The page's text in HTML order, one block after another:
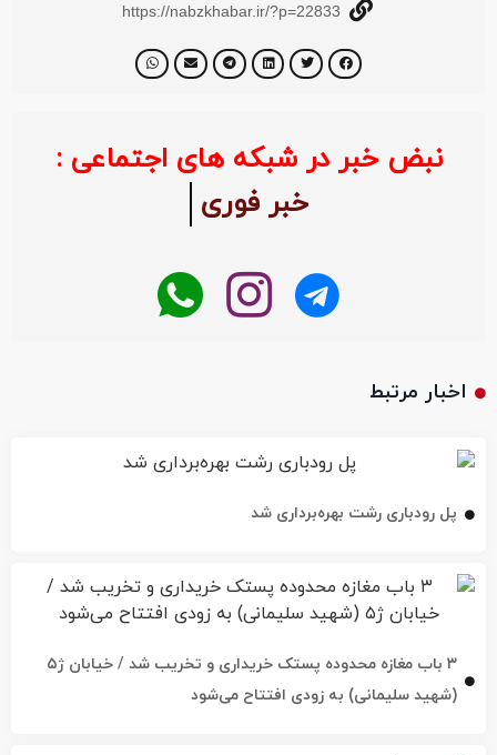
https://nabzkhabar.ir/?p=22833
نبض خبر در شبکه های اجتماعی :
خبر فوری
اخبار مرتبط
پل رودباری رشت بهره‌برداری شد
۳ باب مغازه محدوده پستک خریداری و تخریب شد / خیابان ژ۵
(شهید سلیمانی) به زودی افتتاح می‌شود